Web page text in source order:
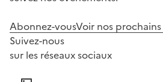
Abonnez-vousVoir nos
Suivez-nous
sur les réseaux sociaux